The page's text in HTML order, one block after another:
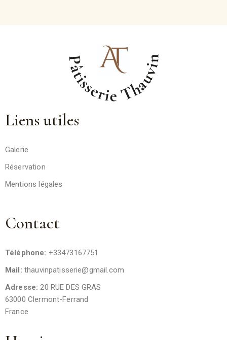
Liens utiles
Galerie
Réservation
Mentions légales
Contact
Téléphone: +33473167751
Mail: thauvinpatisserie@gmail.com
Adresse:20 RUE DES GRAS
63000 Clermont-Ferrand
France